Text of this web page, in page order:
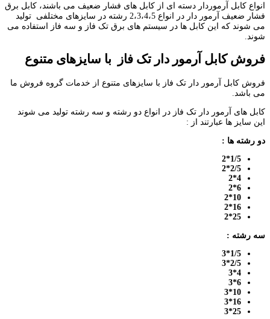
انواع کابل آرموردار دسته ای از کابل های فشار ضعیف می باشند، کابل برق
فشار ضعیف آرمور دار در انواع 2،3،4،5 رشته در سایزهای مختلفی تولید
می شوند که این کابل ها در سیستم های برق تک فاز و سه فاز استفاده می
شوند.
فروش کابل آرمور دار تک فاز با سایزهای متنوع
فروش کابل آرمور دار تک فاز با سایزهای متنوع از خدمات گروه فروش ما
می باشد.
کابل های آرمور دار تک فاز در انواع دو رشته و سه رشته تولید می شوند
این سایز ها عبارتند از :
دو رشته ها :
1/5*2
2/5*2
4*2
6*2
10*2
16*2
25*2
سه رشته :
1/5*3
2/5*3
4*3
6*3
10*3
16*3
25*3